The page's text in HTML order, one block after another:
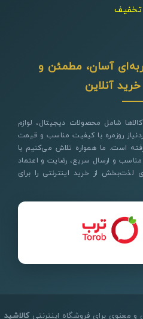
تخفیف
آسان، مطمئن و
آنلاین
شامل محصولات دیجیتال، لوازم
روزمره با کیفیت مناسب و قیمت
است. ما همواره تلاش می‌کنیم با
و ارسال سریع، رضایت و اعتماد
لذت‌بخش از خرید اینترنتی را برای
کالاشید